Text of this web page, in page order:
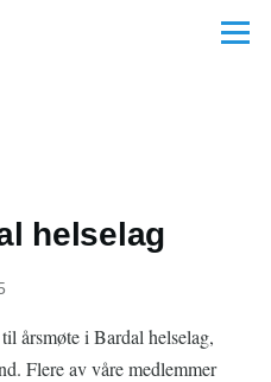
Meny
helselag
årsmøte i Bardal helselag,
Flere av våre medlemmer